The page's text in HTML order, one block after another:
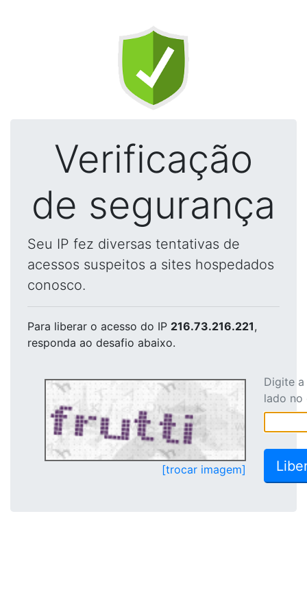
Verificação
de segurança
Seu IP fez diversas tentativas de
acessos suspeitos a sites hospedados
conosco.
Para liberar o acesso do IP 216.73.216.221,
responda ao desafio abaixo.
[trocar imagem]
Digite
lado no